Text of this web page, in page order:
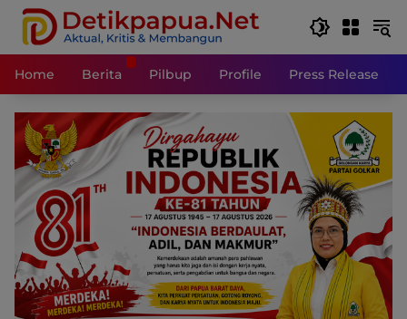
Langsung
konten
Home
Berita Pilbup Profile Press Release